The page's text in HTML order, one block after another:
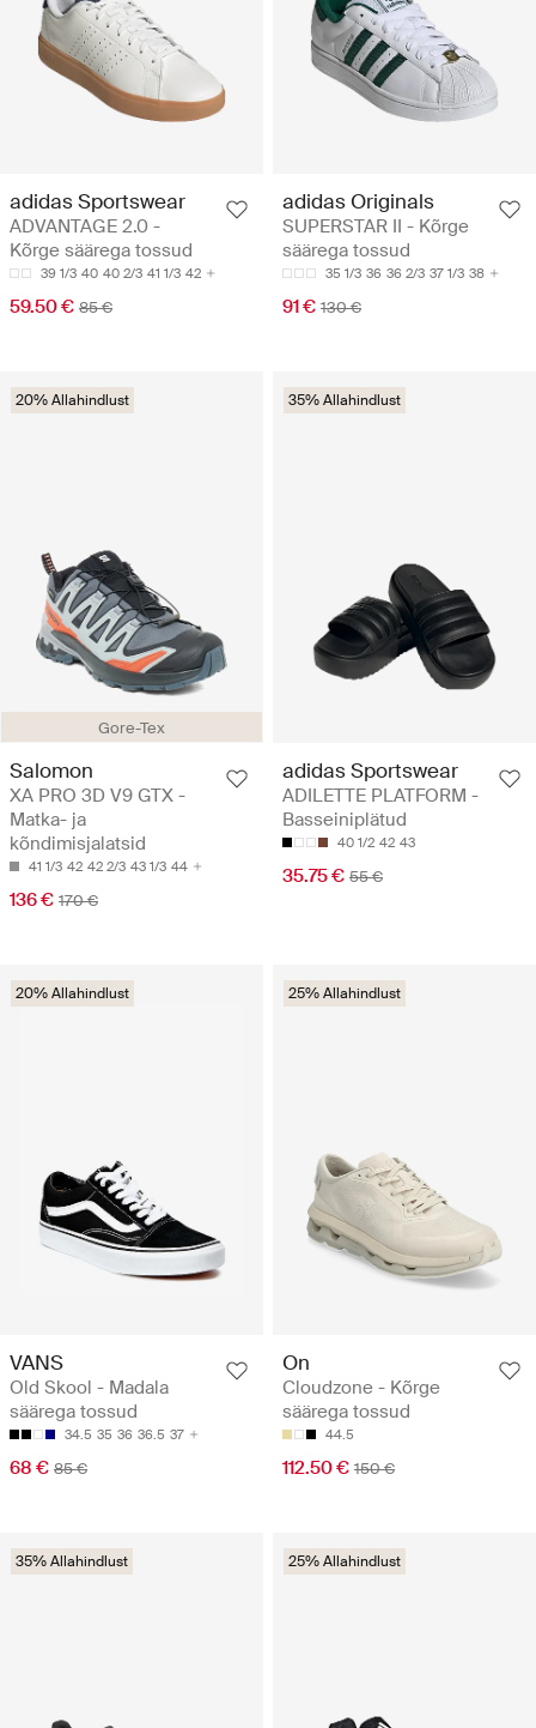
adidas Sportswear
ADVANTAGE 2.0 -
Kõrge säärega tossud
39 1/3 40 40 2/3 41 1/3 42
59.50 € 85 €
adidas Originals
SUPERSTAR II - Kõrge
säärega tossud
35 1/3 36 36 2/3 37 1/3 38
91 € 130 €
Gore-Tex
20% Allahindlust
Salomon
XA PRO 3D V9 GTX -
Matka- ja
kõndimisjalatsid
41 1/3 42 42 2/3 43 1/3 44
136 € 170 €
35% Allahindlust
adidas Sportswear
ADILETTE PLATFORM -
Basseiniplätud
40 1/2 42 43
35.75 € 55 €
20% Allahindlust
VANS
Old Skool - Madala
säärega tossud
34.5 35 36 36.5 37
68 € 85 €
25% Allahindlust
On
Cloudzone - Kõrge
säärega tossud
44.5
112.50 € 150 €
35% Allahindlust 25% Allahindlust